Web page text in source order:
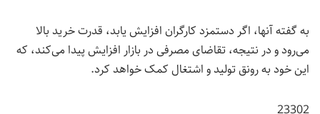
به گفته آنها، اگر دستمزد کارگران افزایش یابد، قدرت خرید بالا
می‌رود و در نتیجه، تقاضای مصرفی در بازار افزایش پیدا می‌کند، که
این خود به رونق تولید و اشتغال کمک خواهد کرد.
23302